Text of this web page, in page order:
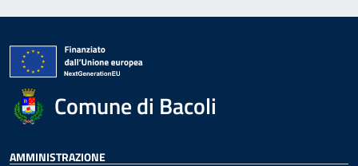
Comune di Bacoli
AMMINISTRAZIONE